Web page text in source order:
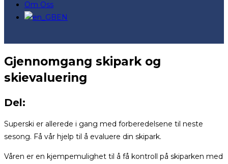
Om Oss
EN
Gjennomgang skipark og
skievaluering
Del:
Superski er allerede i gang med forberedelsene til neste
sesong. Få vår hjelp til å evaluere din skipark.
Våren er en kjempemulighet til å få kontroll på skiparken med